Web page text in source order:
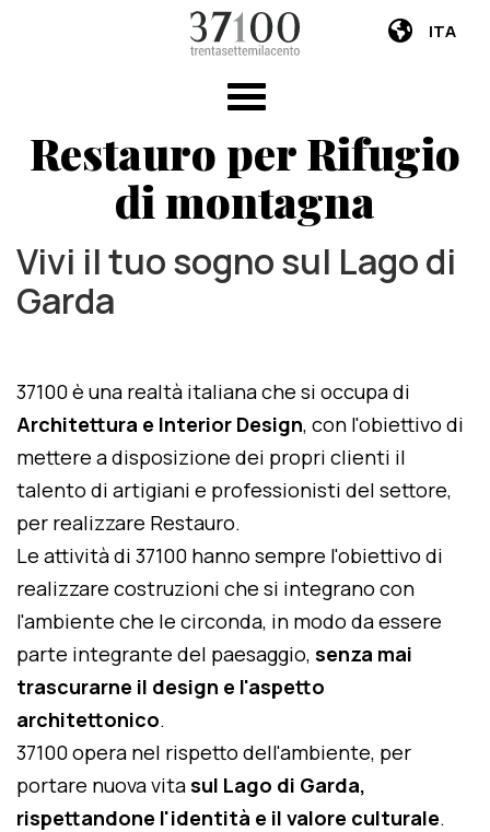
ITA
Restauro per Rifugio
di montagna
Vivi il tuo sogno sul Lago di
Garda
37100 è una realtà italiana che si occupa di
Architettura e Interior Design, con l'obiettivo di
mettere a disposizione dei propri clienti il
talento di artigiani e professionisti del settore,
per realizzare Restauro.
Le attività di 37100 hanno sempre l'obiettivo di
realizzare costruzioni che si integrano con
l'ambiente che le circonda, in modo da essere
parte integrante del paesaggio, senza mai
trascurarne il design e l'aspetto
architettonico.
37100 opera nel rispetto dell'ambiente, per
portare nuova vitasul Lago di Garda,
rispettandone l'identità e il valore culturale.